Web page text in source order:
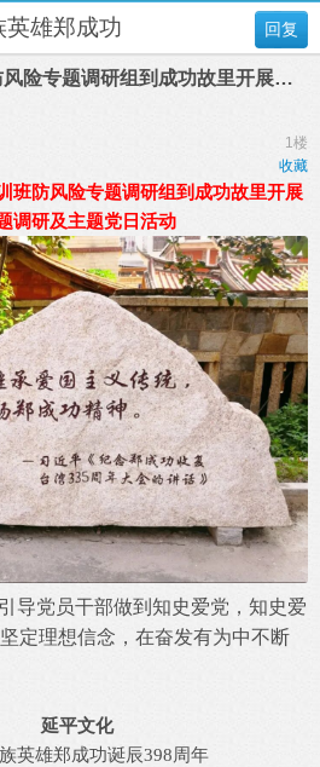
回复
英雄郑成功
险专题调研组到成功故里开展…
1楼
收藏
班防风险专题调研组到成功故里开展
调研及主题党日活动
导党员干部做到知史爱党，知史爱
定理想信念，在奋发有为中不断
延平文化
英雄郑成功诞辰398周年